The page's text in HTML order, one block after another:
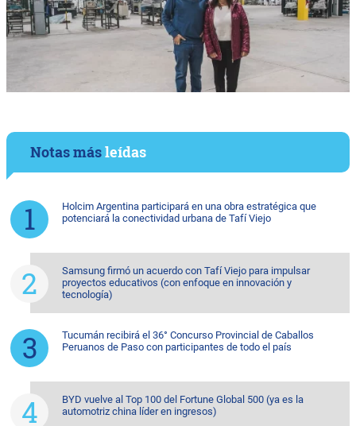
Notas másleídas
Holcim Argentina participará en una obra estratégica que
potenciará la conectividad urbana de Tafí Viejo
Samsung firmó un acuerdo con Tafí Viejo para impulsar
proyectos educativos (con enfoque en innovación y
tecnología)
Tucumán recibirá el 36° Concurso Provincial de Caballos
Peruanos de Paso con participantes de todo el país
BYD vuelve al Top 100 del Fortune Global 500 (ya es la
automotriz china líder en ingresos)